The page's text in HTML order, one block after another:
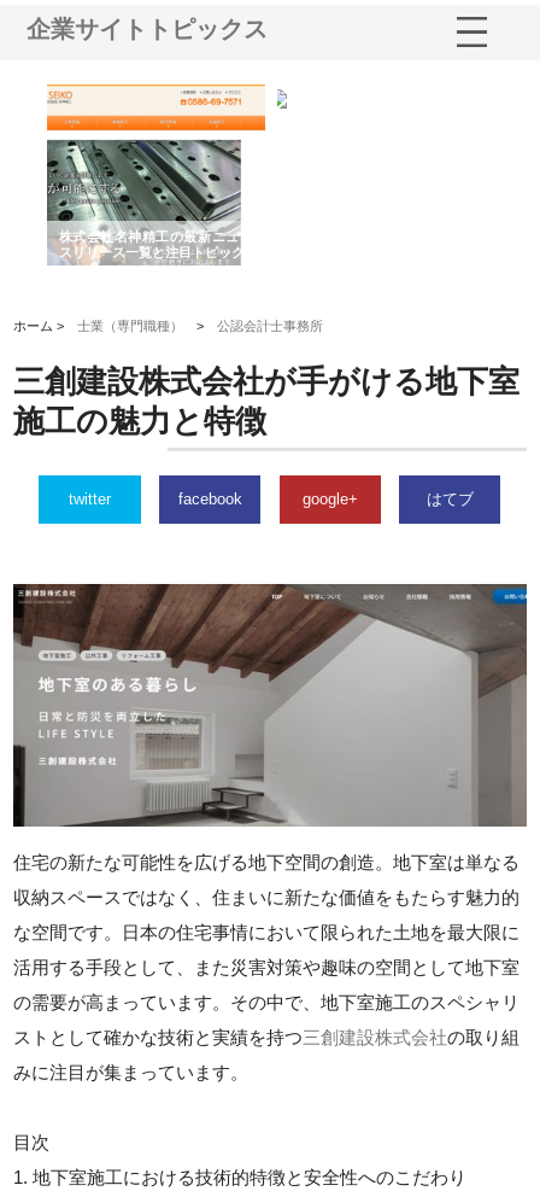
企業サイトトピックス
株式会社名神精工の最新ニュー
スリリース一覧と注目トピック
ホーム >士業（専門職種） >公認会計士事務所
三創建設株式会社が手がける地下室
施工の魅力と特徴
twitter facebook google+ はてブ
住宅の新たな可能性を広げる地下空間の創造。地下室は単なる
収納スペースではなく、住まいに新たな価値をもたらす魅力的
な空間です。日本の住宅事情において限られた土地を最大限に
活用する手段として、また災害対策や趣味の空間として地下室
の需要が高まっています。その中で、地下室施工のスペシャリ
ストとして確かな技術と実績を持つ三創建設株式会社の取り組
みに注目が集まっています。
目次
1. 地下室施工における技術的特徴と安全性へのこだわり